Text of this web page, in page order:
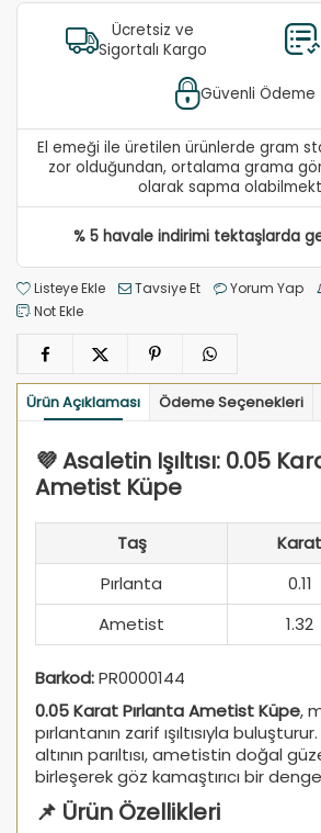
Ücretsiz ve
Sigortalı Kargo
Güvenli Ödeme
El emeği ile üretilen ürünlerde gram
zor olduğundan, ortalama grama
olarak sapma
% 5 havale indirimi tektaşlarda
Listeye Ekle Tavsiye Et Yorum Yap
Not Ekle
Ürün Açıklaması Ödeme Seçenekleri
💜 Asaletin Işıltısı: 0.05
Ametist Küpe
Taş Karat
Pırlanta
0.11
Ametist
1.32
Barkod:PR0000144
0.05 Karat Pırlanta Ametist Küpe,
pırlantanın zarif ışıltısıyla
altının parıltısı, ametistin doğal
birleşerek göz kamaştırıcı bir
📌 Ürün Özellikleri